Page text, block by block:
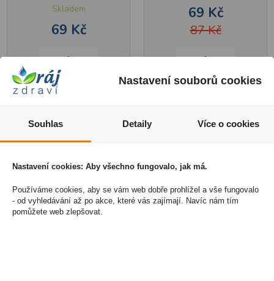
Skladem
69 Kč
1
69 Kč
87 Kč
1
Nastavení souborů cookies
Souhlas Detaily Více o cookies
Nastavení cookies: Aby všechno fungovalo, jak má.
Používáme cookies, aby se vám web dobře prohlížel a vše fungovalo
- od vyhledávání až po akce, které vás zajímají. Navíc nám tím
pomůžete web zlepšovat.